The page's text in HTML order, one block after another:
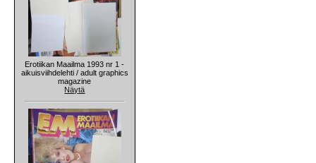
Erotiikan Maailma 1993 nr 1 -
aikuisviihdelehti / adult graphics
magazine
Näytä